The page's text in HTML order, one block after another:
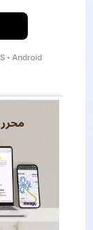
• Android